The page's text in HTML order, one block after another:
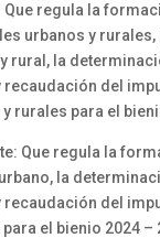
Que regula la
urbanos y rurales,
rural, la
del
rurales para el
Que regula la
la
del
el bienio 2024 –